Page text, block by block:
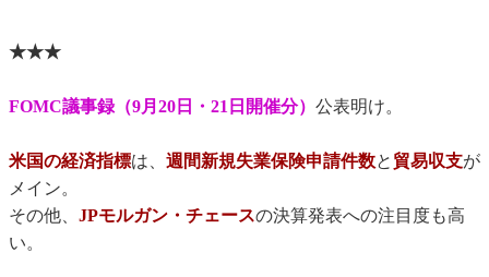
★★★
FOMC議事録（9月20日・21日開催分） 公表明け。
米国の経済指標は、 週間新規失業保険申請件数と 貿易収支が
メイン。
その他、 JPモルガン・チェースの決算発表への注目度も高
い。